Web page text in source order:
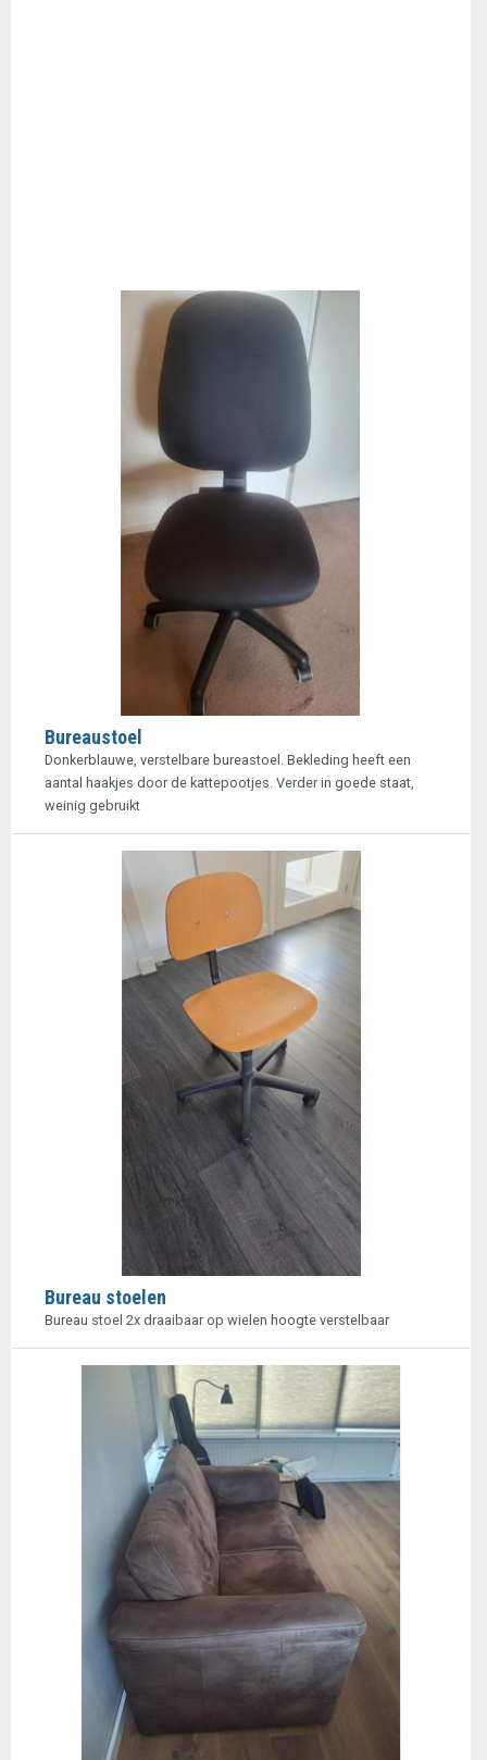
Bureaustoel
Donkerblauwe, verstelbare bureastoel. Bekleding heeft een
aantal haakjes door de kattepootjes. Verder in goede staat,
weinig gebruikt
Bureau stoelen
Bureau stoel 2x draaibaar op wielen hoogte verstelbaar